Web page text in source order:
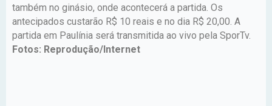
também no ginásio, onde acontecerá a partida. Os
antecipados custarão R$ 10 reais e no dia R$ 20,00. A
partida em Paulínia será transmitida ao vivo pela SporTv.
Fotos: Reprodução/Internet